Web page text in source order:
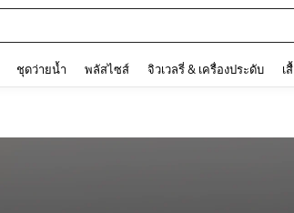
ชุดว่ายน้ำ พลัสไซส์ จิวเวลรี่ & เครื่องประดับ เ